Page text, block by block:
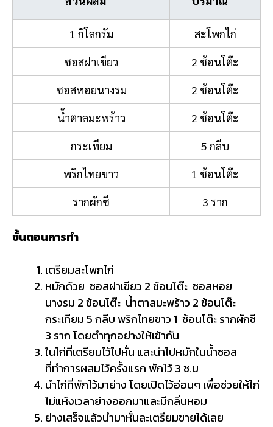
1 กิโลกรัม
สะโพกไก่
ซอสฝาเขียว
2 ช้อนโต๊ะ
ซอสหอยนางรม
2 ช้อนโต๊ะ
น้ำตาลมะพร้าว
2 ช้อนโต๊ะ
กระเทียม
5 กลีบ
พริกไทยขาว
1 ช้อนโต๊ะ
รากผักชี
3 ราก
ขั้นตอนการทำ
เตรียมสะโพกไก่
หมักด้วย ซอสฝาเขียว 2 ช้อนโต๊ะ ซอสหอย
นางรม 2 ช้อนโต๊ะ น้ำตาลมะพร้าว 2 ช้อนโต๊ะ
กระเทียม 5 กลีบ พริกไทยขาว 1 ช้อนโต๊ะ รากผักชี
3 ราก โดยตำทุกอย่างให้เข้ากัน
ในไก่ที่เตรียมไว้ไปหั่น และนำไปหมักในน้ำซอส
ที่ทำการผสมไว้ครั้งแรก พักไว้ 3 ช.ม
นำไก่ที่พักไว้มาย่าง โดยเปิดไว้อ่อนๆ เพื่อช่วยให้ไก่
ไม่แห้งเวลาย่างออกมาและมีกลิ่นหอม
ย่างเสร็จแล้วนำมาหั่นละเตรียมขายได้เลย